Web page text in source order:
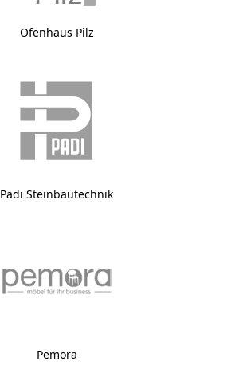
Ofenhaus Pilz
Padi Steinbautechnik
Pemora